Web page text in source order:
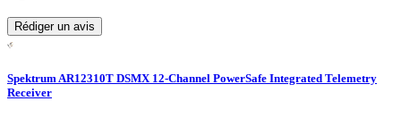
Rédiger un avis
Spektrum AR12310T DSMX 12-Channel PowerSafe Integrated Telemetry
Receiver